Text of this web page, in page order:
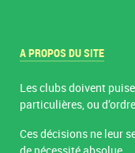
A PROPOS DU SITE
Les clubs doivent
particulières, ou
Ces décisions ne leur